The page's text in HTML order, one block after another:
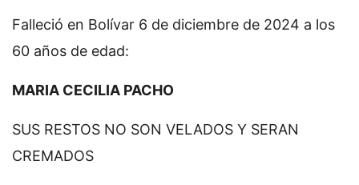
Falleció en Bolívar 6 de diciembre de 2024 a los
60 años de edad:
MARIA CECILIA PACHO
SUS RESTOS NO SON VELADOS Y SERAN
CREMADOS